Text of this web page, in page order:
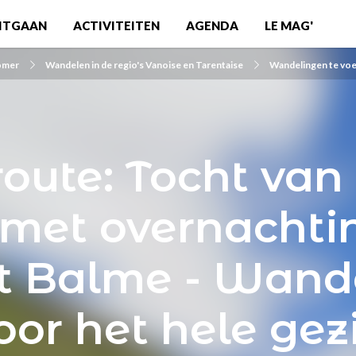
ACTIVITEITEN AGENDA LE MAG'
Wandelen in de regio's Vanoise en Tarentaise Wandelingen te
Tocht
Balme -
het hele